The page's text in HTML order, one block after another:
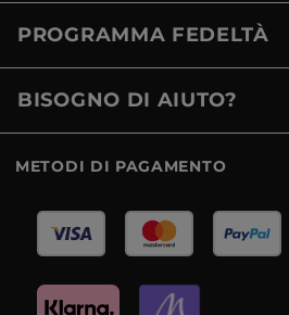
PROGRAMMA FEDELTÀ
BISOGNO DI AIUTO?
METODI DI PAGAMENTO